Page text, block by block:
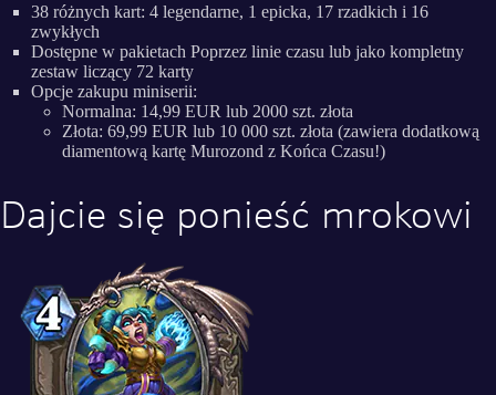
38 różnych kart: 4 legendarne, 1 epicka, 17 rzadkich i 16
zwykłych
Dostępne w pakietach Poprzez linie czasu lub jako kompletny
zestaw liczący 72 karty
Opcje zakupu miniserii:
Normalna: 14,99 EUR lub 2000 szt. złota
Złota: 69,99 EUR lub 10 000 szt. złota (zawiera dodatkową
diamentową kartę Murozond z Końca Czasu!)
Dajcie się ponieść mrokowi